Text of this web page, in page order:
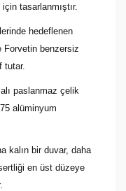
tasarlanmıştır.
hedeflenen
benzersiz
tutar.
paslanmaz çelik
alüminyum
kalın bir duvar, daha
en üst düzeye